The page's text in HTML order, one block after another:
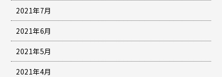
2021年7月
2021年6月
2021年5月
2021年4月